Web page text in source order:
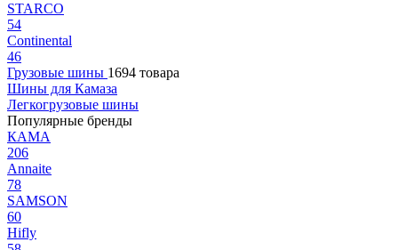
STARCO
54
Continental
46
Грузовые шины 1694 товара
Шины для Камаза
Легкогрузовые шины
Популярные бренды
КАМА
206
Annaite
78
SAMSON
60
Hifly